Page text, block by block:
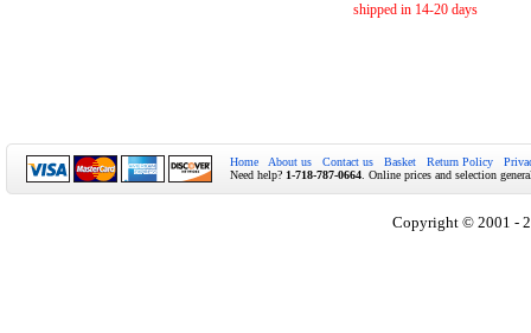
shipped in 14-20 days
Home About us Contact us Basket Return Policy
Need help? 1-718-787-0664 . Online prices and selection
Copyright © 2001 -